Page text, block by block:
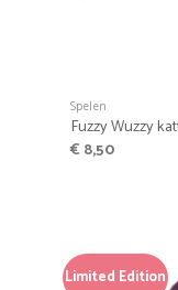
Spelen
Fuzzy Wuzzy
€ 8,50
Limited Edition